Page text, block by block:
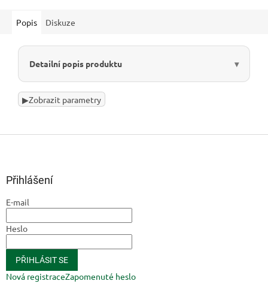
Popis Diskuze
Detailní popis produktu
▶Zobrazit parametry
Přihlášení
E-mail
Heslo
PŘIHLÁSIT SE
Nová registraceZapomenuté heslo